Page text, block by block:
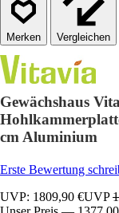
Vergleichen
Gewächshaus
cm Aluminium
Erste Bewertung
UVP: 1809,90 €UVP